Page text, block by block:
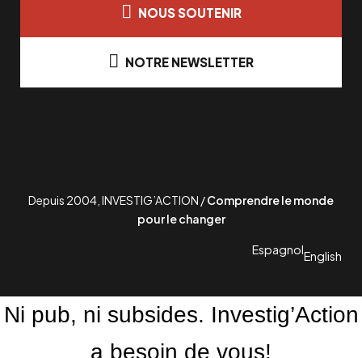
NOUS SOUTENIR
NOTRE NEWSLETTER
Depuis 2004, INVESTIG’ACTION /Comprendre le monde
pour le changer
EspagnolEnglish
Ni pub, ni subsides. Investig’Action
a besoin de vous!